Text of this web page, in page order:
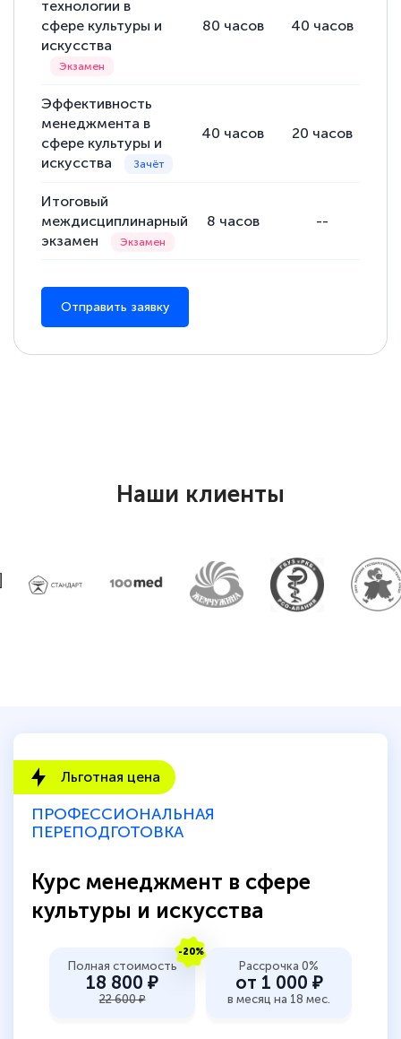
технологии в
сфере культуры и
искусства
80 часов 40 часов
Эффективность
менеджмента в
сфере культуры и
искусства
40 часов 20 часов
Итоговый
междисциплинарный
экзамен
8 часов --
Отправить заявку
Наши клиенты
Льготная цена
ПРОФЕССИОНАЛЬНАЯ
ПЕРЕПОДГОТОВКА
Курс менеджмент в сфере
культуры и искусства
-20%
Полная стоимость
18 800 ₽
22 600 ₽
Рассрочка 0%
от 1 000 ₽
в месяц на 18 мес.